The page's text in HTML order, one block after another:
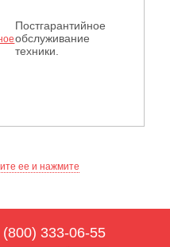
Постгарантийное
обслуживание
техники.
ее и нажмите
(800) 333-06-55